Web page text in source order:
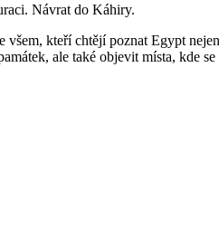
Návrat do Káhiry.
všem, kteří chtějí poznat Egypt nejen
ale také objevit místa, kde se